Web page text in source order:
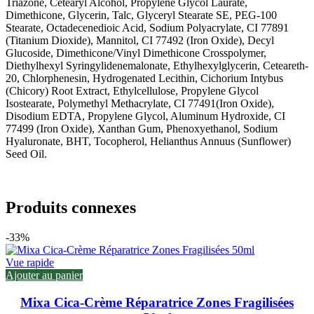
Triazone, Cetearyl Alcohol, Propylene Glycol Laurate,
Dimethicone, Glycerin, Talc, Glyceryl Stearate SE, PEG-100
Stearate, Octadecenedioic Acid, Sodium Polyacrylate, CI 77891
(Titanium Dioxide), Mannitol, CI 77492 (Iron Oxide), Decyl
Glucoside, Dimethicone/Vinyl Dimethicone Crosspolymer,
Diethylhexyl Syringylidenemalonate, Ethylhexylglycerin, Ceteareth-
20, Chlorphenesin, Hydrogenated Lecithin, Cichorium Intybus
(Chicory) Root Extract, Ethylcellulose, Propylene Glycol
Isostearate, Polymethyl Methacrylate, CI 77491(Iron Oxide),
Disodium EDTA, Propylene Glycol, Aluminum Hydroxide, CI
77499 (Iron Oxide), Xanthan Gum, Phenoxyethanol, Sodium
Hyaluronate, BHT, Tocopherol, Helianthus Annuus (Sunflower)
Seed Oil.
Produits connexes
-33%
Vue rapide
Ajouter au panier
Mixa Cica-Crème Réparatrice Zones Fragilisées